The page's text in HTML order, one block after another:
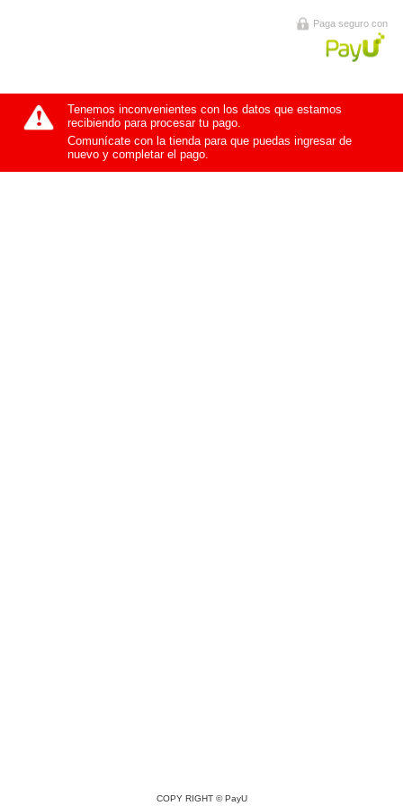
Paga seguro con
Tenemos inconvenientes con los datos que estamos
recibiendo para procesar tu pago.
Comunícate con la tienda para que puedas ingresar de
nuevo y completar el pago.
COPY RIGHT ©PayU